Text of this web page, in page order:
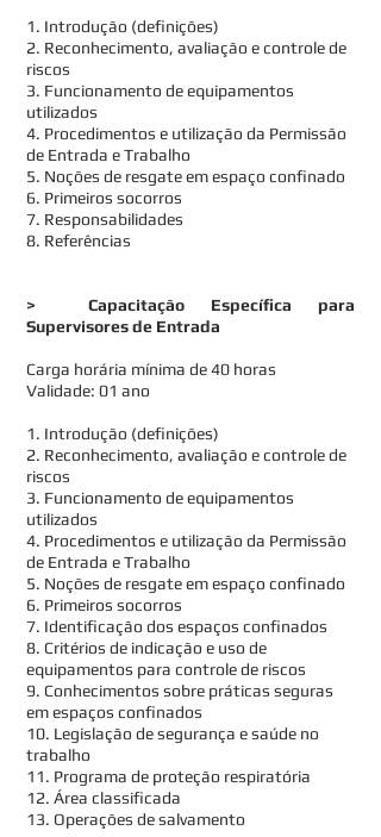
1. Introdução (definições)
2. Reconhecimento, avaliação e controle de
riscos
3. Funcionamento de equipamentos
utilizados
4. Procedimentos e utilização da Permissão
de Entrada e Trabalho
5. Noções de resgate em espaço confinado
6. Primeiros socorros
7. Responsabilidades
8. Referências
> Capacitação Específica para
Supervisores de Entrada
Carga horária mínima de 40 horas
Validade: 01 ano
1. Introdução (definições)
2. Reconhecimento, avaliação e controle de
riscos
3. Funcionamento de equipamentos
utilizados
4. Procedimentos e utilização da Permissão
de Entrada e Trabalho
5. Noções de resgate em espaço confinado
6. Primeiros socorros
7. Identificação dos espaços confinados
8. Critérios de indicação e uso de
equipamentos para controle de riscos
9. Conhecimentos sobre práticas seguras
em espaços confinados
10. Legislação de segurança e saúde no
trabalho
11. Programa de proteção respiratória
12. Área classificada
13. Operações de salvamento